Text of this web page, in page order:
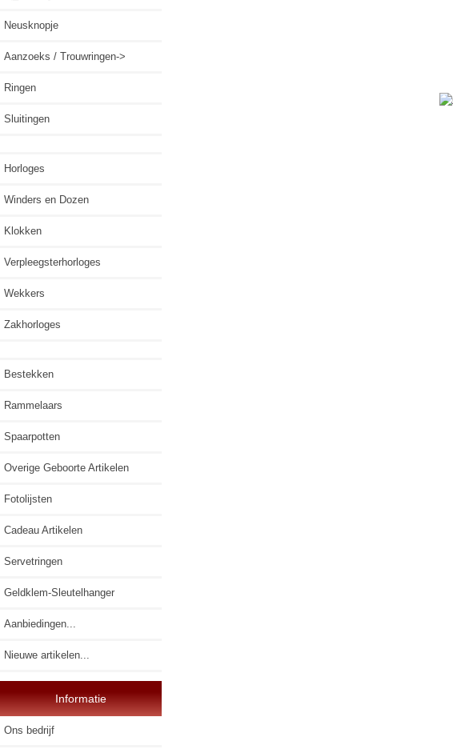
Neusknopje
Aanzoeks / Trouwringen->
Ringen
Sluitingen
Horloges
Winders en Dozen
Klokken
Verpleegsterhorloges
Wekkers
Zakhorloges
Bestekken
Rammelaars
Spaarpotten
Overige Geboorte Artikelen
Fotolijsten
Cadeau Artikelen
Servetringen
Geldklem-Sleutelhanger
Aanbiedingen...
Nieuwe artikelen...
Informatie
Ons bedrijf